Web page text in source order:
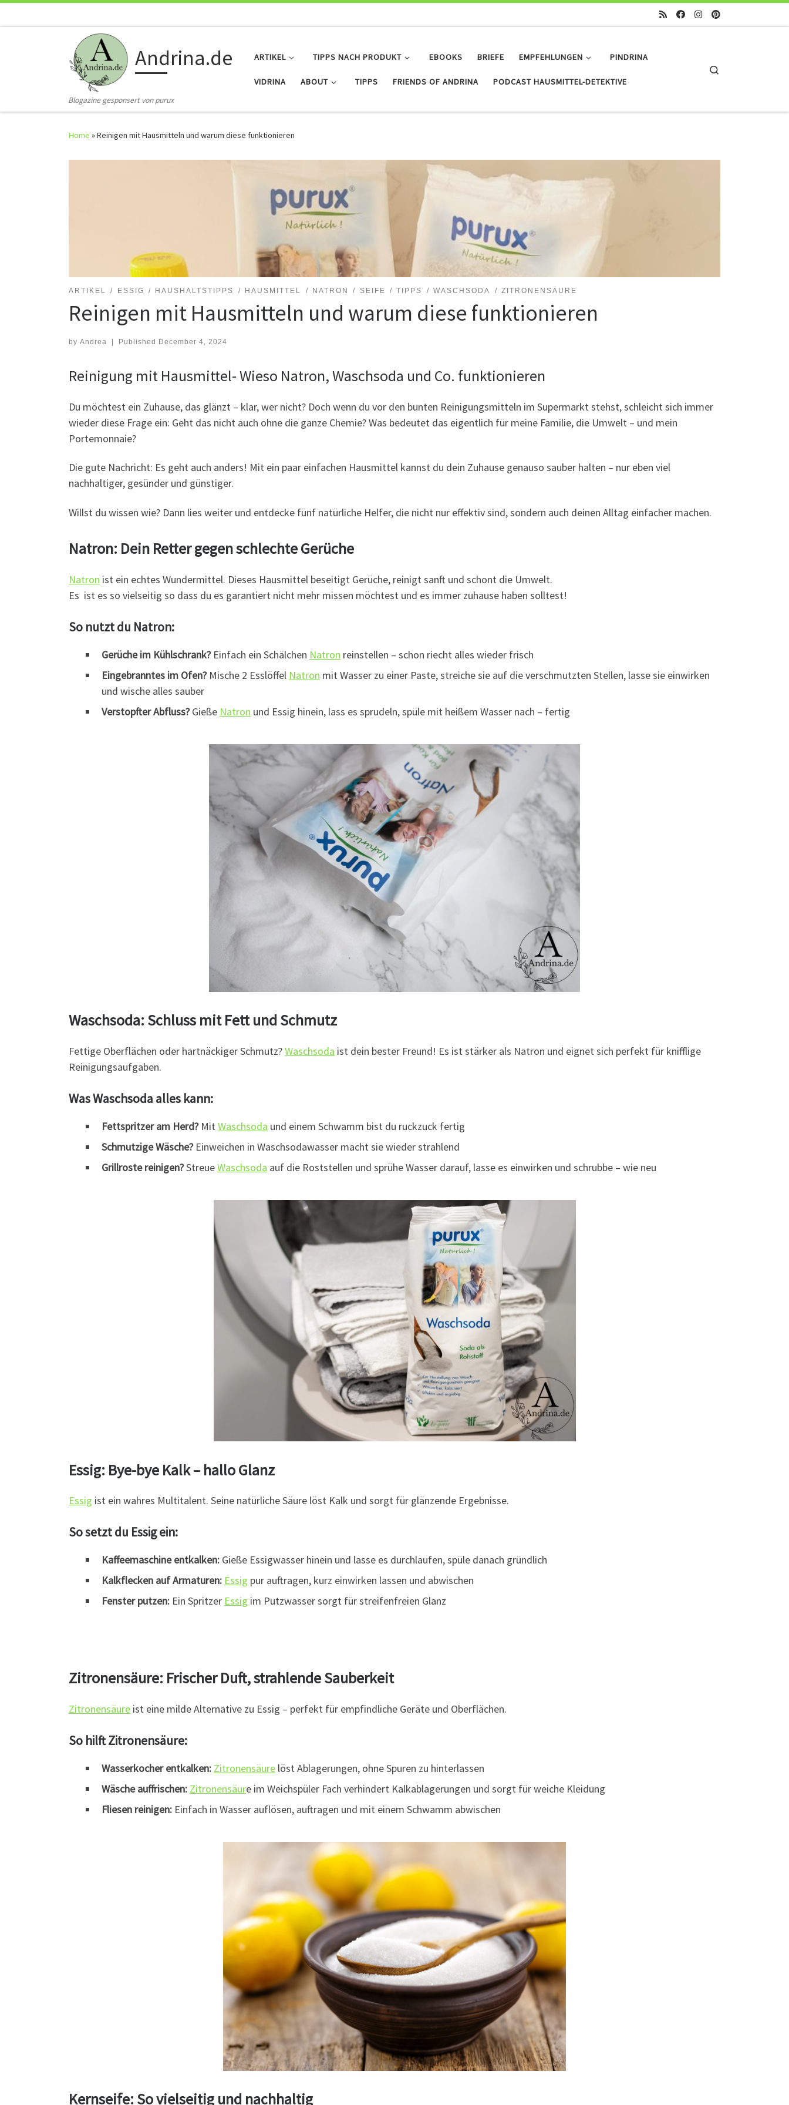
Andrina.de
Blogazine gesponsert von purux
ARTIKEL TIPPS NACH PRODUKT EBOOKS BRIEFE EMPFEHLUNGEN PINDRINA
VIDRINA ABOUT TIPPS FRIENDS OF ANDRINA PODCAST HAUSMITTEL-DETEKTIVE
Home »Reinigen mit Hausmitteln und warum diese funktionieren
ARTIKEL ESSIG HAUSHALTSTIPPS HAUSMITTEL NATRON SEIFE TIPPS WASCHSODA ZITRONENSÄURE
Reinigen mit Hausmitteln und warum diese funktionieren
by Andrea Published December 4, 2024
Reinigung mit Hausmittel- Wieso Natron, Waschsoda und Co. funktionieren
Du möchtest ein Zuhause, das glänzt – klar, wer nicht? Doch wenn du vor den bunten Reinigungsmitteln im Supermarkt stehst, schleicht sich immer
wieder diese Frage ein: Geht das nicht auch ohne die ganze Chemie? Was bedeutet das eigentlich für meine Familie, die Umwelt – und mein
Portemonnaie?
Die gute Nachricht: Es geht auch anders! Mit ein paar einfachen Hausmittel kannst du dein Zuhause genauso sauber halten – nur eben viel
nachhaltiger, gesünder und günstiger.
Willst du wissen wie? Dann lies weiter und entdecke fünf natürliche Helfer, die nicht nur effektiv sind, sondern auch deinen Alltag einfacher machen.
Natron: Dein Retter gegen schlechte Gerüche
Natron ist ein echtes Wundermittel. Dieses Hausmittel beseitigt Gerüche, reinigt sanft und schont die Umwelt.
Es ist es so vielseitig so dass du es garantiert nicht mehr missen möchtest und es immer zuhause haben solltest!
So nutzt du Natron:
Gerüche im Kühlschrank?Einfach ein Schälchen Natron reinstellen – schon riecht alles wieder frisch
Eingebranntes im Ofen?Mische 2 Esslöffel Natron mit Wasser zu einer Paste, streiche sie auf die verschmutzten Stellen, lasse sie einwirken
und wische alles sauber
Verstopfter Abfluss?Gieße Natron und Essig hinein, lass es sprudeln, spüle mit heißem Wasser nach – fertig
Waschsoda: Schluss mit Fett und Schmutz
Fettige Oberflächen oder hartnäckiger Schmutz?Waschsoda ist dein bester Freund! Es ist stärker als Natron und eignet sich perfekt für knifflige
Reinigungsaufgaben.
Was Waschsoda alles kann:
Fettspritzer am Herd?Mit Waschsoda und einem Schwamm bist du ruckzuck fertig
Schmutzige Wäsche?Einweichen in Waschsodawasser macht sie wieder strahlend
Grillroste reinigen?StreueWaschsoda auf die Roststellen und sprühe Wasser darauf, lasse es einwirken und schrubbe – wie neu
Essig: Bye-bye Kalk – hallo Glanz
Essig ist ein wahres Multitalent. Seine natürliche Säure löst Kalk und sorgt für glänzende Ergebnisse.
So setzt du Essig ein:
Kaffeemaschine entkalken: Gieße Essigwasser hinein und lasse es durchlaufen, spüle danach gründlich
Kalkflecken auf Armaturen: Essig pur auftragen, kurz einwirken lassen und abwischen
Fenster putzen: Ein Spritzer Essig im Putzwasser sorgt für streifenfreien Glanz
Zitronensäure: Frischer Duft, strahlende Sauberkeit
Zitronensäure ist eine milde Alternative zu Essig – perfekt für empfindliche Geräte und Oberflächen.
So hilft Zitronensäure:
Wasserkocher entkalken: Zitronensäure löst Ablagerungen, ohne Spuren zu hinterlassen
Wäsche auffrischen: Zitronensäure im Weichspüler Fach verhindert Kalkablagerungen und sorgt für weiche Kleidung
Fliesen reinigen: Einfach in Wasser auflösen, auftragen und mit einem Schwamm abwischen
Kernseife: So vielseitig und nachhaltig